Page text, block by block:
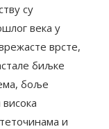
су
века у
врсте,
биљке
боље
и